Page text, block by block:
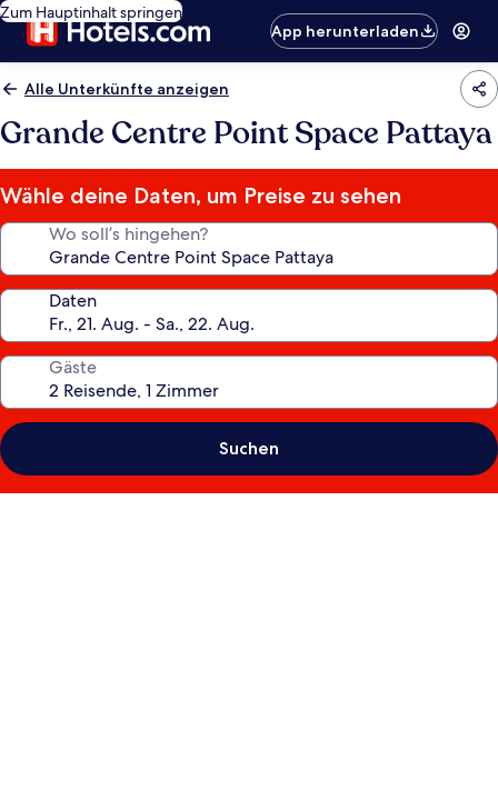
Zum Hauptinhalt springen
App herunterladen
Alle Unterkünfte anzeigen
Grande Centre Point Space Pattaya
Wähle deine Daten, um Preise zu sehen
Wo soll’s hingehen?
Daten
Gäste
Suchen